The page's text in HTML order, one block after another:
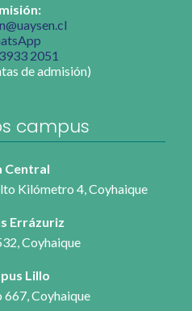
2051
de admisión)
campus
Central
Kilómetro 4, Coyhaique
Errázuriz
Coyhaique
Lillo
667, Coyhaique